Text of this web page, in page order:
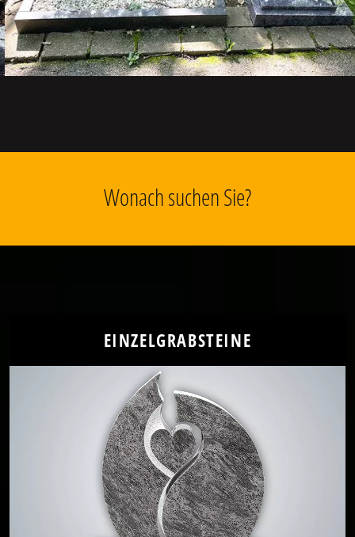
Wonach suchen Sie?
EINZELGRABSTEINE